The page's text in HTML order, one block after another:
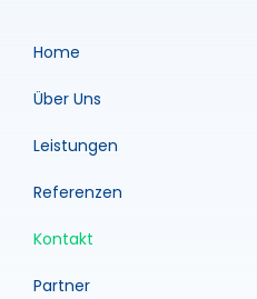
Home
Über Uns
Leistungen
Referenzen
Kontakt
Partner